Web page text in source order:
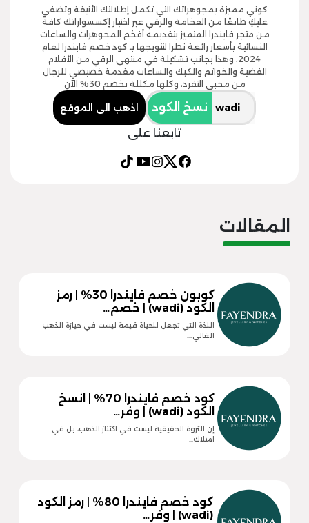
كوني مميزة بمجوهراتك التي تكمل إطلالتك الأنيقة وتضفي
عليكِ طابعًا من الفخامة والرقي عبر اختيار إكسسواراتك كافةً
من متجر فايندرا المتميز بتقديمه أفخم المجوهرات والساعات
النسائية بأسعار رائعة نظرا لتتويجها بـ كود خصم فايندرا لعام
2024، وهذا بجانب تشكيلة في منتهى الرقي من الأقلام
الفضية والخواتم والكبك والساعات مقدمة خصيصي للرجال
من محبي التفرد، وكلها مكللة بخصم 30% الآن
نسخ الكود اذهب الى الموقع
تابعنا على
المقالات
كوبون خصم فايندرا 30% | رمز
الكود (wadi) | خصم…
اللذة التي تجعل للحياة قيمة ليست في حيازة الذهب
الغالي،…
كود خصم فايندرا 70% | انسخ
الكود (wadi) | وفر…
إن الثروة الحقيقية ليست في اكتناز الذهب، بل في
امتلاك…
كود خصم فايندرا 80% | رمز الكود
(wadi) | وفر…